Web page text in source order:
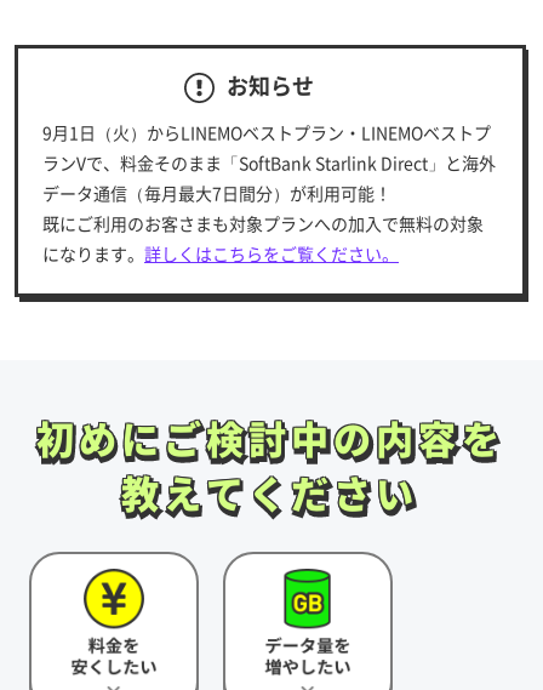
お知らせ
9月1日（火）からLINEMOベストプラン・LINEMOベストプ
ランVで、料金そのまま「SoftBank Starlink Direct」と海外
データ通信（毎月最大7日間分）が利用可能！
既にご利用のお客さまも対象プランへの加入で無料の対象
になります。 詳しくはこちらをご覧ください。
初めにご検討中の内容を
教えてください
初めにご検討中の内容を
教えてください